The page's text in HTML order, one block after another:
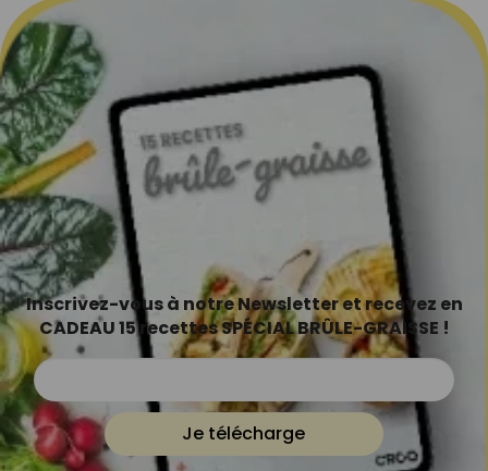
Inscrivez-vous à notre Newsletter et recevez en
CADEAU 15 recettes SPÉCIAL BRÛLE-GRAISSE !
Je télécharge